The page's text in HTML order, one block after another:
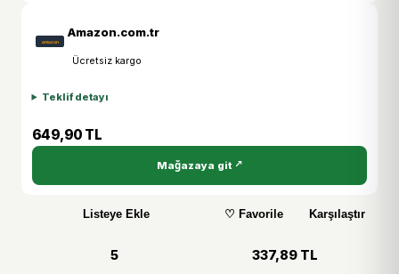
Amazon.com.tr
Ücretsiz kargo
Teklif detayı
649,90 TL
Mağazaya git
Listeye Ekle ♡ Favorile Karşılaştır
5 337,89 TL